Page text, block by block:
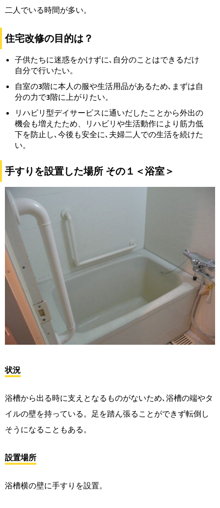
二人でいる時間が多い。
住宅改修の目的は？
子供たちに迷惑をかけずに､自分のことはできるだけ
自分で行いたい。
自室の3階に本人の服や生活用品があるため､まずは自
分の力で3階に上がりたい。
リハビリ型デイサービスに通いだしたことから外出の
機会も増えたため、リハビリや生活動作により筋力低
下を防止し､今後も安全に､夫婦二人での生活を続けた
い。
手すりを設置した場所 その１＜浴室＞
状況
浴槽から出る時に支えとなるものがないため､浴槽の端やタ
イルの壁を持っている。足を踏ん張ることができず転倒し
そうになることもある。
設置場所
浴槽横の壁に手すりを設置。